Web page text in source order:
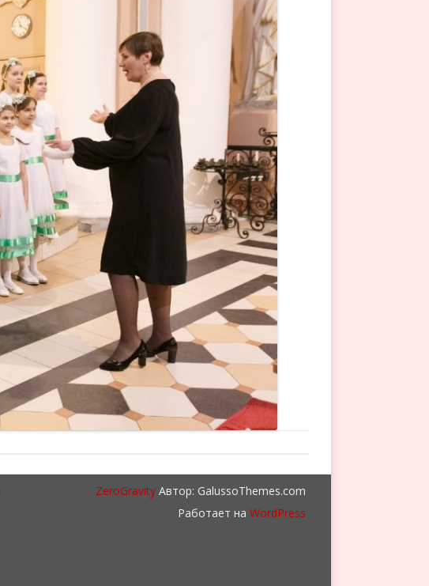
ZeroGravity Автор: GalussoThemes.com
Работает на WordPress